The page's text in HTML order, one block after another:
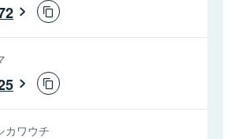
カワウチ